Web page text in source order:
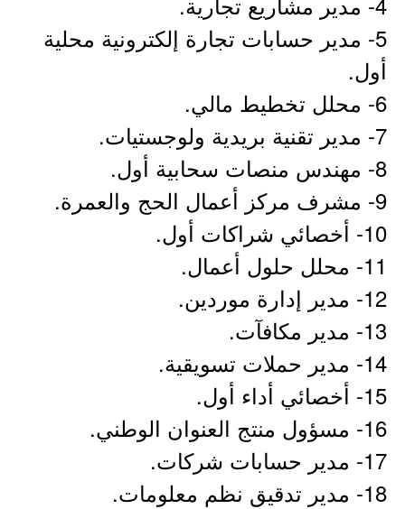
5- مدير حسابات تجارة إلكترونية محلية
أول.
6- محلل تخطيط مالي.
7- مدير تقنية بريدية ولوجستيات.
8- مهندس منصات سحابية أول.
9- مشرف مركز أعمال الحج والعمرة.
10- أخصائي شراكات أول.
11- محلل حلول أعمال.
12- مدير إدارة موردين.
13- مدير مكافآت.
14- مدير حملات تسويقية.
15- أخصائي أداء أول.
16- مسؤول منتج العنوان الوطني.
17- مدير حسابات شركات.
18- مدير تدقيق نظم معلومات.